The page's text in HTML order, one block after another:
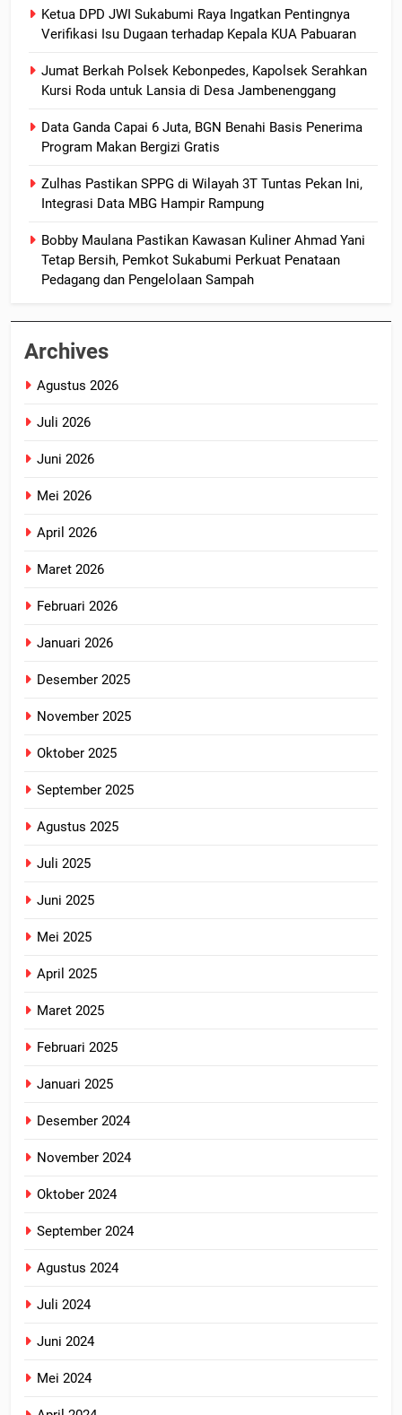
Ketua DPD JWI Sukabumi Raya Ingatkan Pentingnya
Verifikasi Isu Dugaan terhadap Kepala KUA Pabuaran
Jumat Berkah Polsek Kebonpedes, Kapolsek Serahkan
Kursi Roda untuk Lansia di Desa Jambenenggang
Data Ganda Capai 6 Juta, BGN Benahi Basis Penerima
Program Makan Bergizi Gratis
Zulhas Pastikan SPPG di Wilayah 3T Tuntas Pekan Ini,
Integrasi Data MBG Hampir Rampung
Bobby Maulana Pastikan Kawasan Kuliner Ahmad Yani
Tetap Bersih, Pemkot Sukabumi Perkuat Penataan
Pedagang dan Pengelolaan Sampah
Archives
Agustus 2026
Juli 2026
Juni 2026
Mei 2026
April 2026
Maret 2026
Februari 2026
Januari 2026
Desember 2025
November 2025
Oktober 2025
September 2025
Agustus 2025
Juli 2025
Juni 2025
Mei 2025
April 2025
Maret 2025
Februari 2025
Januari 2025
Desember 2024
November 2024
Oktober 2024
September 2024
Agustus 2024
Juli 2024
Juni 2024
Mei 2024